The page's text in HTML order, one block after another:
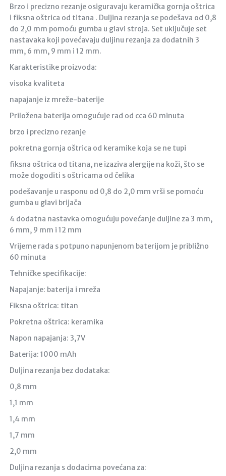
Brzo i precizno rezanje osiguravaju keramička gornja oštrica
i fiksna oštrica od titana . Duljina rezanja se podešava od 0,8
do 2,0 mm pomoću gumba u glavi stroja. Set uključuje set
nastavaka koji povećavaju duljinu rezanja za dodatnih 3
mm, 6 mm, 9 mm i 12 mm.
Karakteristike proizvoda:
visoka kvaliteta
napajanje iz mreže-baterije
Priložena baterija omogućuje rad od cca 60 minuta
brzo i precizno rezanje
pokretna gornja oštrica od keramike koja se ne tupi
fiksna oštrica od titana, ne izaziva alergije na koži, što se
može dogoditi s oštricama od čelika
podešavanje u rasponu od 0,8 do 2,0 mm vrši se pomoću
gumba u glavi brijača
4 dodatna nastavka omogućuju povećanje duljine za 3 mm,
6 mm, 9 mm i 12 mm
Vrijeme rada s potpuno napunjenom baterijom je približno
60 minuta
Tehničke specifikacije:
Napajanje: baterija i mreža
Fiksna oštrica: titan
Pokretna oštrica: keramika
Napon napajanja: 3,7V
Baterija: 1000 mAh
Duljina rezanja bez dodataka:
0,8 mm
1,1 mm
1,4 mm
1,7 mm
2,0 mm
Duljina rezanja s dodacima povećana za: